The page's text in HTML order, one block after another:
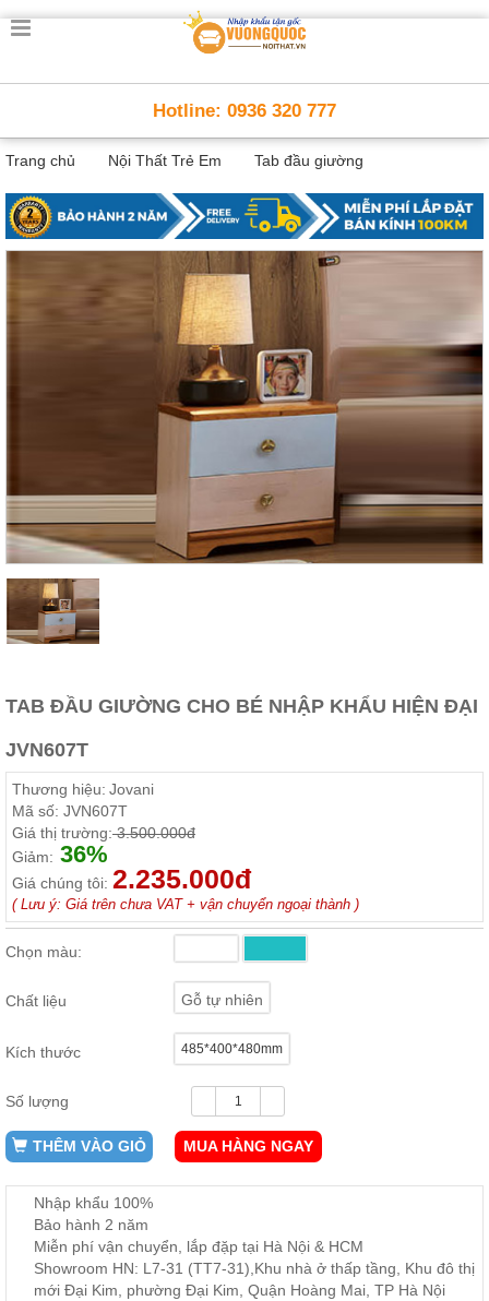
Trang
Thông
Minh
thất
thông
minh
Trẻ
Thất
Phòng
Khách
rượu,
trà...
Thất
Ngủ
Giường
ngủ, tủ
áo, bàn
điểm
Nội
Thất
Phòng
Ăn
ghế
bếp
Nội
Ban
Vườn
Hotline: 0936 320 777
Trang chủ Nội Thất Trẻ Em Tab đầu giường
TAB ĐẦU GIƯỜNG CHO BÉ NHẬP KHẨU HIỆN ĐẠI
JVN607T
Thương hiệu: Jovani
Mã số: JVN607T
Giá thị trường:3.500.000đ
Giảm: 36%
Giá chúng tôi: 2.235.000đ
( Lưu ý: Giá trên chưa VAT + vận chuyển ngoại thành )
Chọn màu:
Chất liệu Gỗ tự nhiên
Kích thước 485*400*480mm
Số lượng
THÊM VÀO GIỎ MUA HÀNG NGAY
Nhập khẩu 100%
Bảo hành 2 năm
Miễn phí vận chuyển, lắp đặp tại Hà Nội & HCM
Showroom HN: L7-31 (TT7-31),Khu nhà ở thấp tầng, Khu đô thị
mới Đại Kim, phường Đại Kim, Quận Hoàng Mai, TP Hà Nội